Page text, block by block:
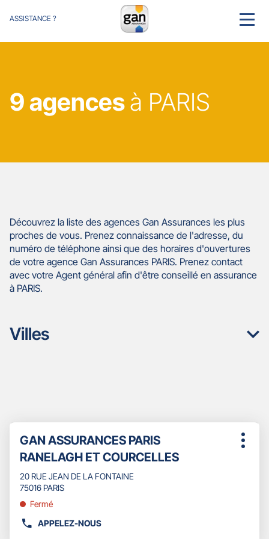
ASSISTANCE ? MENU
9 agencesà PARIS
Découvrez la liste des agences Gan Assurances les plus
proches de vous. Prenez connaissance de l'adresse, du
numéro de téléphone ainsi que des horaires d'ouvertures
de votre agence Gan Assurances PARIS. Prenez contact
avec votre Agent général afin d'être conseillé en assurance
à PARIS.
Villes
sur
touche
ENTRÉE
pour
plus
amples
Point
de
vente
:
GAN ASSURANCES PARIS
RANELAGH ET COURCELLES
20 RUE JEAN DE LA FONTAINE
75016 PARIS
Fermé
APPELEZ-NOUS
AFFICHER
Plus